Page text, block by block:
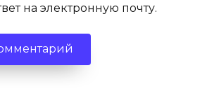
на электронную почту.